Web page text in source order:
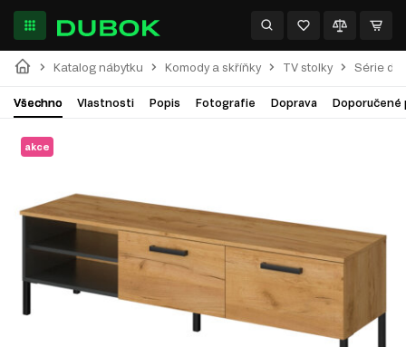
Katalog nábytku Komody a skříňky TV stolky Série do
Všechno Vlastnosti Popis Fotografie Doprava Doporučené
akce